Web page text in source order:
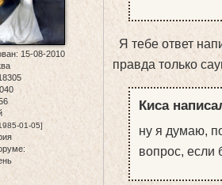
: 15-08-2010
01-05]
Я тебе ответ
правда только
Киса
ну я думаю,
вопрос, если